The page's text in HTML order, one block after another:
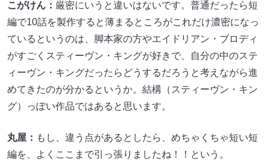
こがけん： 厳密にいうと違いはないです。普通だったら短
編で10話を製作すると薄まるところがこれだけ濃密になっ
ているというのは、脚本家の方やエイドリアン・ブロディ
がすごくスティーヴン・キングが好きで、自分の中のステ
ィーヴン・キングだったらどうするだろうと考えながら進
めてきたのが分かるというか。結構（スティーヴン・キン
グ）っぽい作品ではあると思います。
丸屋： もし、違う点があるとしたら、めちゃくちゃ短い短
編を、よくここまで引っ張りましたね！！という。